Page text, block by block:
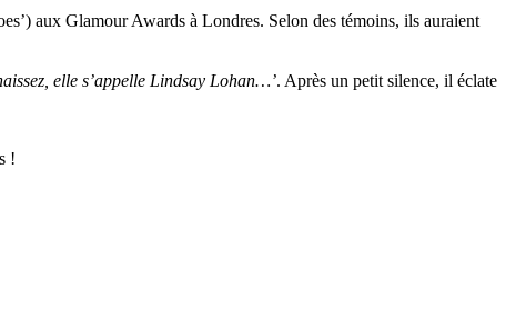
aux Glamour Awards à Londres. Selon des témoins, ils auraient
elle s’appelle Lindsay Lohan…’. Après un petit silence, il éclate
!